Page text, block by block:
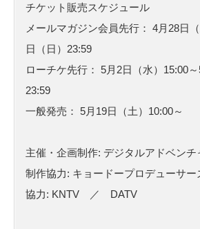
チケット販売スケジュール
メールマガジン会員先行： 4月28日
日（日）23:59
ローチケ先行： 5月2日（水）15:00～
23:59
一般発売： 5月19日（土）10:00～
主催・企画制作: デジタルアドベンチ
制作協力: キョードープロデューサー
協力: KNTV ／ DATV